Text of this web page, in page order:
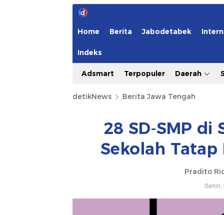
Home Berita Jabodetabek
Indeks
Adsmart Terpopuler Daerah
detikNews Berita Jawa Tengah
28 SD-SMP di
Sekolah Tatap
Pradito
Senin,